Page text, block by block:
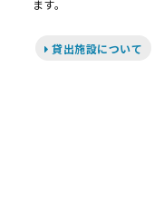
ます。
貸出施設について